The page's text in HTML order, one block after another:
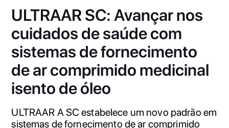
ULTRAAR SC: Avançar nos
cuidados de saúde com
sistemas de fornecimento
de ar comprimido medicinal
isento de óleo
ULTRAAR A SC estabelece um novo padrão em
sistemas de fornecimento de ar comprimido